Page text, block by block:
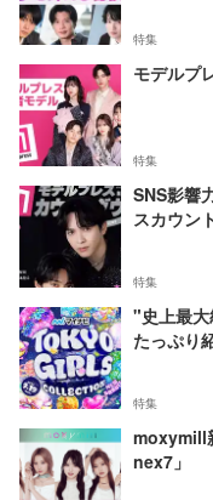
特集
モデルプ
特集
SNS影響
スカウン
特集
"史上最
たっぷり
特集
moxymill
nex7」